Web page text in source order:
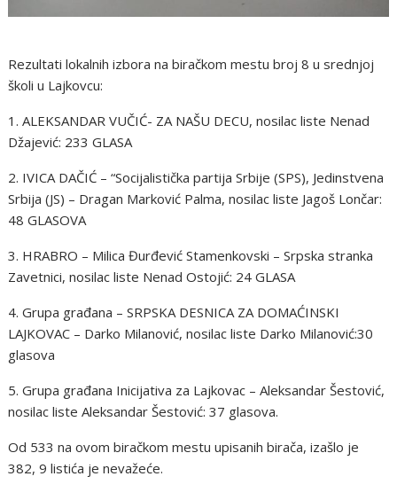
Rezultati lokalnih izbora na biračkom mestu broj 8 u srednjoj
školi u Lajkovcu:
1. ALEKSANDAR VUČIĆ- ZA NAŠU DECU, nosilac liste Nenad
Džajević: 233 GLASA
2. IVICA DAČIĆ – “Socijalistička partija Srbije (SPS), Jedinstvena
Srbija (JS) – Dragan Marković Palma, nosilac liste Jagoš Lončar:
48 GLASOVA
3. HRABRO – Milica Đurđević Stamenkovski – Srpska stranka
Zavetnici, nosilac liste Nenad Ostojić: 24 GLASA
4. Grupa građana – SRPSKA DESNICA ZA DOMAĆINSKI
LAJKOVAC – Darko Milanović, nosilac liste Darko Milanović:30
glasova
5. Grupa građana Inicijativa za Lajkovac – Aleksandar Šestović,
nosilac liste Aleksandar Šestović: 37 glasova.
Od 533 na ovom biračkom mestu upisanih birača, izašlo je
382, 9 listića je nevažeće.